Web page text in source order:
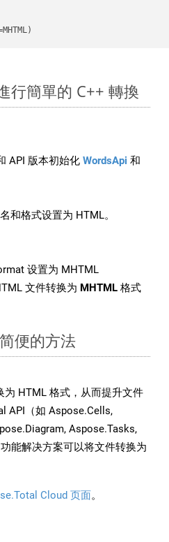
行簡單的 C++ 轉換
API 版本初始化 WordsApi 和
和格式设置为 HTML。
设置为 MHTML
文件转换为 MHTML 格式
便的方法
为 HTML 格式，从而提升文件
API（如 Aspose.Cells,
Aspose.Tasks,
能解决方案可以将文件转换为
Cloud 页面。